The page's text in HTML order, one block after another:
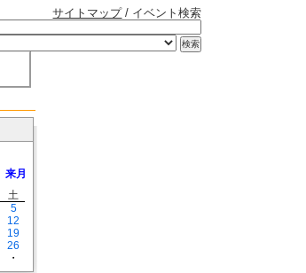
サイトマップ/ イベント検索
来月
土
5
12
19
26
・